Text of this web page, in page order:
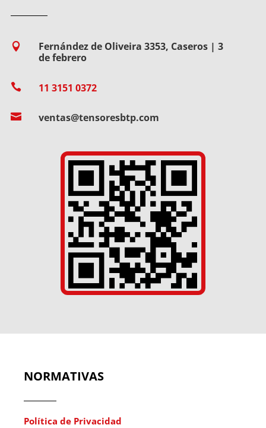

Fernández de Oliveira 3353, Caseros | 3
de febrero
 11 3151 0372
 ventas@tensoresbtp.com
NORMATIVAS
Política de Privacidad